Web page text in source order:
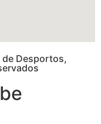
Desportos,